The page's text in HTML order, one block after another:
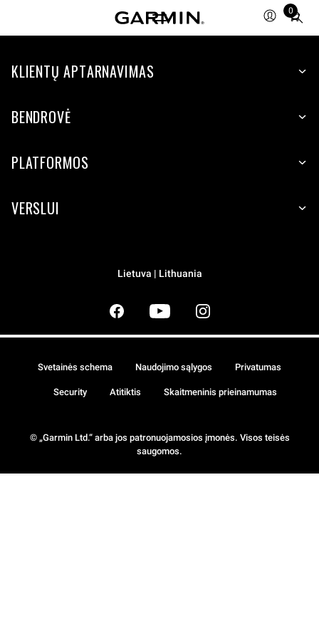
0
Total
items
cart:
KLIENTŲ APTARNAVIMAS
BENDROVĖ
PLATFORMOS
VERSLUI
Lietuva | Lithuania
© „Garmin Ltd.“ arba jos patronuojamosios įmonės. Visos teisės
saugomos.
Svetainės schema Naudojimo sąlygos Privatumas
Security Atitiktis Skaitmeninis prieinamumas